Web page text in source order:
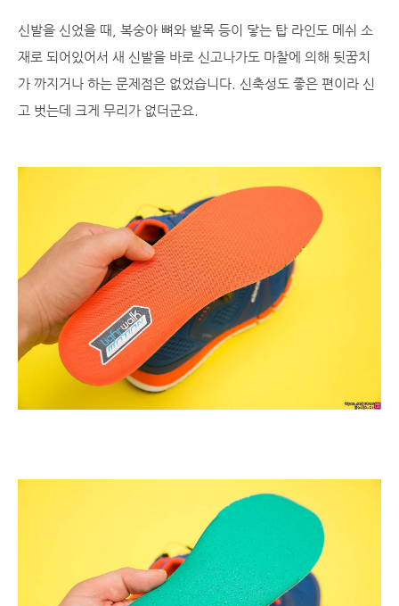
신발을 신었을 때, 복숭아 뼈와 발목 등이 닿는 탑 라인도 메쉬 소
재로 되어있어서 새 신발을 바로 신고나가도 마찰에 의해 뒷꿈치
가 까지거나 하는 문제점은 없었습니다. 신축성도 좋은 편이라 신
고 벗는데 크게 무리가 없더군요.